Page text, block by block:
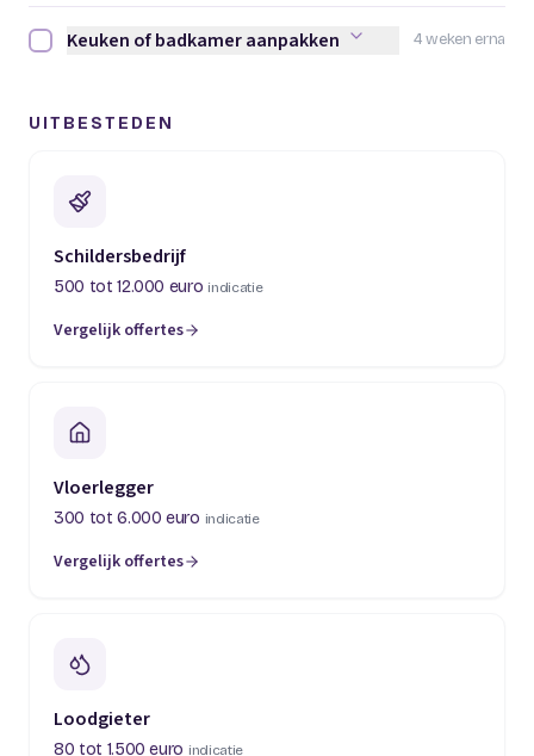
4 weken erna
Keuken of badkamer aanpakken afvinken
Keuken of badkamer aanpakken
UITBESTEDEN
Schildersbedrijf
500 tot 12.000 euro indicatie
Vergelijk offertes
(opent in een nieuw tabblad)
Vloerlegger
300 tot 6.000 euro indicatie
Vergelijk offertes
(opent in een nieuw tabblad)
Loodgieter
80 tot 1.500 euro indicatie